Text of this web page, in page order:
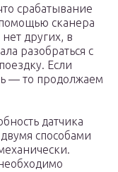
срабатывание
сканера
других, в
разобраться с
Если
— то продолжаем
датчика
способами